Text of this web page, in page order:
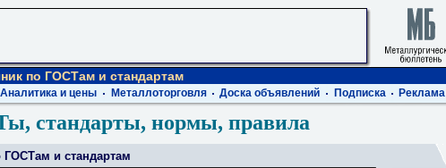
по ГОСТам и стандартам
Аналитика и цены Металлоторговля Доска объявлений Подписка Реклама
стандарты, нормы, правила
ГОСТам и стандартам